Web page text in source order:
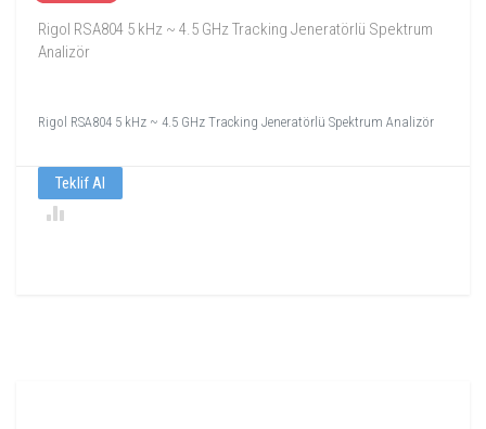
Rigol RSA804 5 kHz ~ 4.5 GHz Tracking Jeneratörlü Spektrum
Analizör
Rigol RSA804 5 kHz ~ 4.5 GHz Tracking Jeneratörlü Spektrum Analizör
Teklif Al